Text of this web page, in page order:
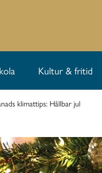
Kultur & fritid
klimattips: Hållbar jul